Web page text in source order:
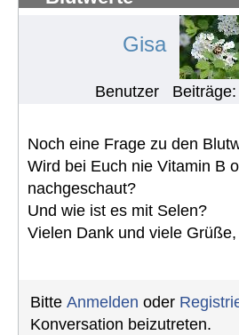
Gisa
Benutzer
Noch eine Frage zu den
Wird bei Euch nie Vitamin B
nachgeschaut?
Und wie ist es mit Selen?
Vielen Dank und viele
Bitte Anmelden oder
Konversation beizutreten.